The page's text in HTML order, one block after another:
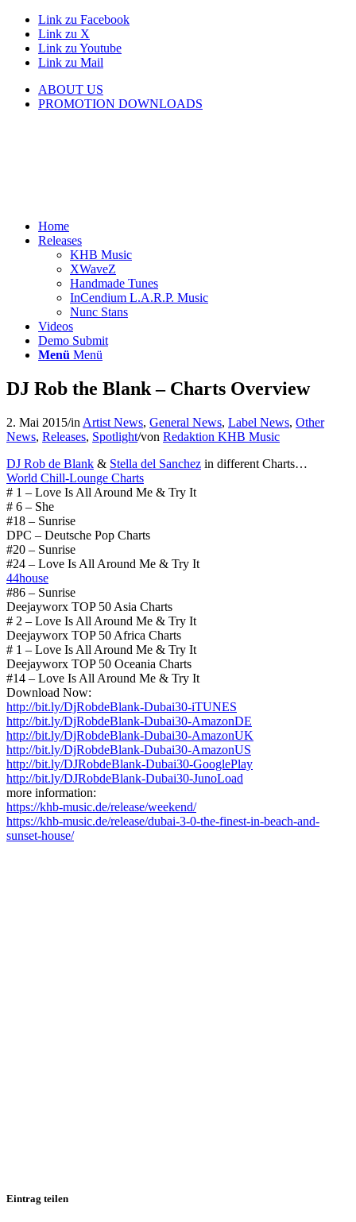
Link zu Facebook
Link zu X
Link zu Youtube
Link zu Mail
ABOUT US
PROMOTION DOWNLOADS
Home
Releases
KHB Music
XWaveZ
Handmade Tunes
InCendium L.A.R.P. Music
Nunc Stans
Videos
Demo Submit
Menü Menü
DJ Rob the Blank – Charts Overview
2. Mai 2015/in Artist News, General News, Label News, Other
News, Releases, Spotlight/von Redaktion KHB Music
DJ Rob de Blank & Stella del Sanchez in different Charts…
World Chill-Lounge Charts
# 1 – Love Is All Around Me & Try It
# 6 – She
#18 – Sunrise
DPC – Deutsche Pop Charts
#20 – Sunrise
#24 – Love Is All Around Me & Try It
44house
#86 – Sunrise
Deejayworx TOP 50 Asia Charts
# 2 – Love Is All Around Me & Try It
Deejayworx TOP 50 Africa Charts
# 1 – Love Is All Around Me & Try It
Deejayworx TOP 50 Oceania Charts
#14 – Love Is All Around Me & Try It
Download Now:
http://bit.ly/DjRobdeBlank-Dubai30-iTUNES
http://bit.ly/DjRobdeBlank-Dubai30-AmazonDE
http://bit.ly/DjRobdeBlank-Dubai30-AmazonUK
http://bit.ly/DjRobdeBlank-Dubai30-AmazonUS
http://bit.ly/DJRobdeBlank-Dubai30-GooglePlay
http://bit.ly/DJRobdeBlank-Dubai30-JunoLoad
more information:
https://khb-music.de/release/weekend/
https://khb-music.de/release/dubai-3-0-the-finest-in-beach-and-
sunset-house/
Eintrag teilen